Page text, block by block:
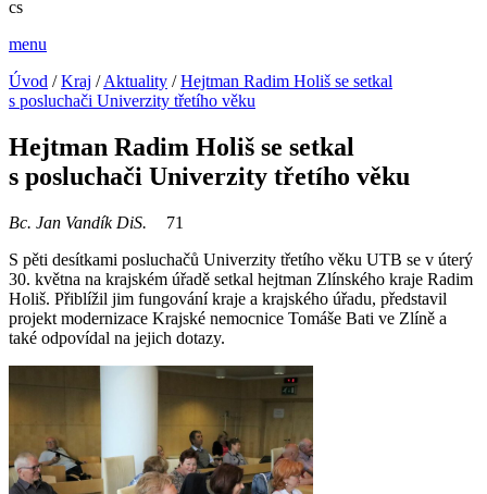
cs
menu
Úvod /Kraj /Aktuality /Hejtman Radim Holiš se setkal
s posluchači Univerzity třetího věku
Hejtman Radim Holiš se setkal
s posluchači Univerzity třetího věku
Bc. Jan Vandík DiS.
71
S pěti desítkami posluchačů Univerzity třetího věku UTB se v úterý
30. května na krajském úřadě setkal hejtman Zlínského kraje Radim
Holiš. Přiblížil jim fungování kraje a krajského úřadu, představil
projekt modernizace Krajské nemocnice Tomáše Bati ve Zlíně a
také odpovídal na jejich dotazy.